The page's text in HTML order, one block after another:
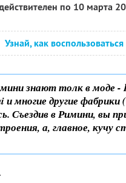
по 10 марта
Узнай, как
знают толк в моде -
и многие другие
Съездив в Римини, вы
а, главное, кучу